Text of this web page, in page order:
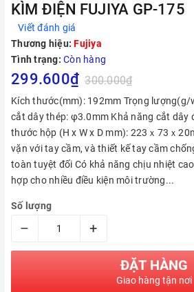
KÌM ĐIỆN FUJIYA GP-175
Viết đánh giá
Thương hiệu: Fujiya
Tình trạng: Còn hàng
299.600₫ 300.000₫
Kích thước(mm): 192mm Trọng
cắt dây thép: φ3.0mm Khả năng cắt dây
thước hộp (H x W x D mm): 223ｘ73ｘ
vặn với tay cầm, và thiết kế tay cầm
toàn tuyệt đối Có khả năng chịu nhiệt
hợp cho nhiều điều kiện môi trường...
Số lượng
– +
ĐẶT HÀNG
Giao hàng tận nơi